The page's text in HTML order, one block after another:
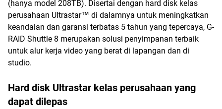
(hanya model 208TB). Disertai dengan hard disk kelas
perusahaan Ultrastar™ di dalamnya untuk meningkatkan
keandalan dan garansi terbatas 5 tahun yang tepercaya, G-
RAID Shuttle 8 merupakan solusi penyimpanan terbaik
untuk alur kerja video yang berat di lapangan dan di
studio.
Hard disk Ultrastar kelas perusahaan yang
dapat dilepas